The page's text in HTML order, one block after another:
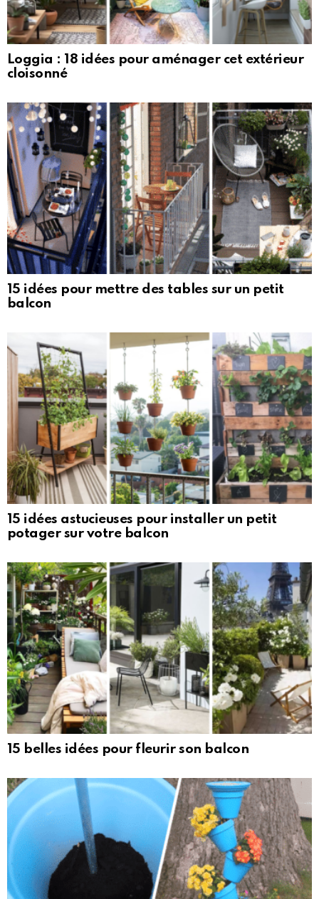
Loggia : 18 idées pour aménager cet extérieur
cloisonné
15 idées pour mettre des tables sur un petit
balcon
15 idées astucieuses pour installer un petit
potager sur votre balcon
15 belles idées pour fleurir son balcon